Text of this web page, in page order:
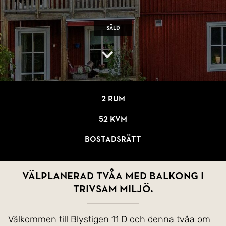
Såld
2 rum
52 kvm
Bostadsrätt
Välplanerad tvåa med balkong i
trivsam miljö.
Välkommen till Blystigen 11 D och denna tvåa om